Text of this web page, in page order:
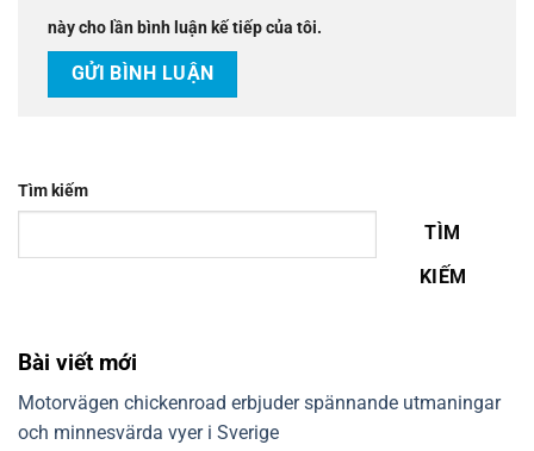
này cho lần bình luận kế tiếp của tôi.
Tìm kiếm
TÌM
KIẾM
Bài viết mới
Motorvägen chickenroad erbjuder spännande utmaningar
och minnesvärda vyer i Sverige